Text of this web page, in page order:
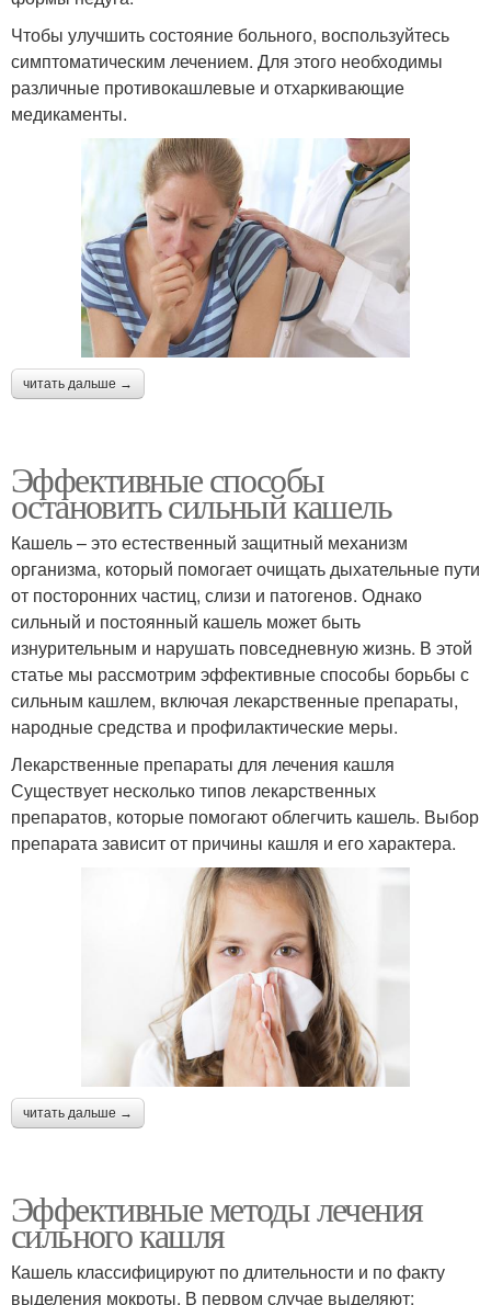
Чтобы улучшить состояние больного, воспользуйтесь
симптоматическим лечением. Для этого необходимы
различные противокашлевые и отхаркивающие
медикаменты.
читать дальше →
Эффективные способы
остановить сильный кашель
Кашель – это естественный защитный механизм
организма, который помогает очищать дыхательные пути
от посторонних частиц, слизи и патогенов. Однако
сильный и постоянный кашель может быть
изнурительным и нарушать повседневную жизнь. В этой
статье мы рассмотрим эффективные способы борьбы с
сильным кашлем, включая лекарственные препараты,
народные средства и профилактические меры.
Лекарственные препараты для лечения кашля
Существует несколько типов лекарственных
препаратов, которые помогают облегчить кашель. Выбор
препарата зависит от причины кашля и его характера.
читать дальше →
Эффективные методы лечения
сильного кашля
Кашель классифицируют по длительности и по факту
выделения мокроты. В первом случае выделяют: